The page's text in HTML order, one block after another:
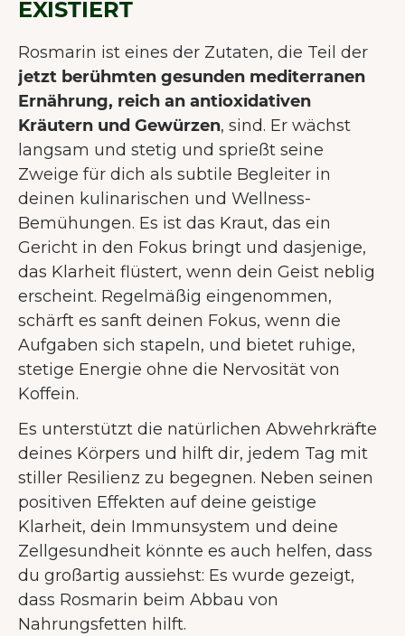
EXISTIERT
Rosmarin ist eines der Zutaten, die Teil der
jetzt berühmten gesunden mediterranen
Ernährung, reich an antioxidativen
Kräutern und Gewürzen, sind. Er wächst
langsam und stetig und sprießt seine
Zweige für dich als subtile Begleiter in
deinen kulinarischen und Wellness-
Bemühungen. Es ist das Kraut, das ein
Gericht in den Fokus bringt und dasjenige,
das Klarheit flüstert, wenn dein Geist neblig
erscheint. Regelmäßig eingenommen,
schärft es sanft deinen Fokus, wenn die
Aufgaben sich stapeln, und bietet ruhige,
stetige Energie ohne die Nervosität von
Koffein.
Es unterstützt die natürlichen Abwehrkräfte
deines Körpers und hilft dir, jedem Tag mit
stiller Resilienz zu begegnen. Neben seinen
positiven Effekten auf deine geistige
Klarheit, dein Immunsystem und deine
Zellgesundheit könnte es auch helfen, dass
du großartig aussiehst: Es wurde gezeigt,
dass Rosmarin beim Abbau von
Nahrungsfetten hilft.